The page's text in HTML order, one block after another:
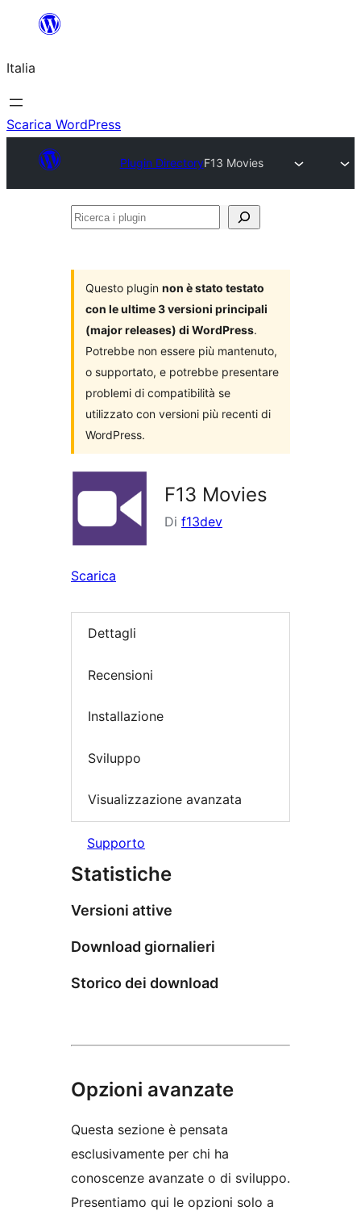
contenuto
Italia
Scarica WordPress
Plugin DirectoryF13 Movies
Ricerca
Questo plugin non è stato testato
con le ultime 3 versioni principali
(major releases) di WordPress.
Potrebbe non essere più mantenuto,
o supportato, e potrebbe presentare
problemi di compatibilità se
utilizzato con versioni più recenti di
WordPress.
F13 Movies
Di f13dev
Scarica
Dettagli
Recensioni
Installazione
Sviluppo
Visualizzazione avanzata
Supporto
Statistiche
Versioni attive
Download giornalieri
Storico dei download
Opzioni avanzate
Questa sezione è pensata
esclusivamente per chi ha
conoscenze avanzate o di sviluppo.
Presentiamo qui le opzioni solo a